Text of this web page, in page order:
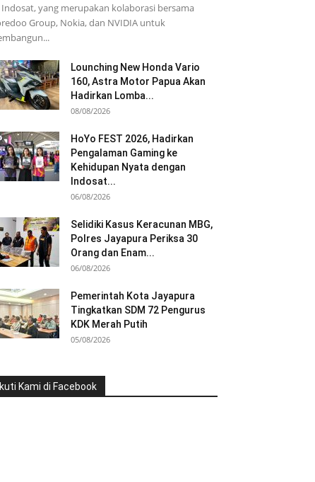
yang merupakan kolaborasi bersama
Group, Nokia, dan NVIDIA untuk
Lounching New Honda Vario
160, Astra Motor Papua Akan
Hadirkan Lomba...
08/08/2026
HoYo FEST 2026, Hadirkan
Pengalaman Gaming ke
Kehidupan Nyata dengan
Indosat...
06/08/2026
Selidiki Kasus Keracunan MBG,
Polres Jayapura Periksa 30
Orang dan Enam...
06/08/2026
Pemerintah Kota Jayapura
Tingkatkan SDM 72 Pengurus
KDK Merah Putih
05/08/2026
Ikuti Kami di Facebook